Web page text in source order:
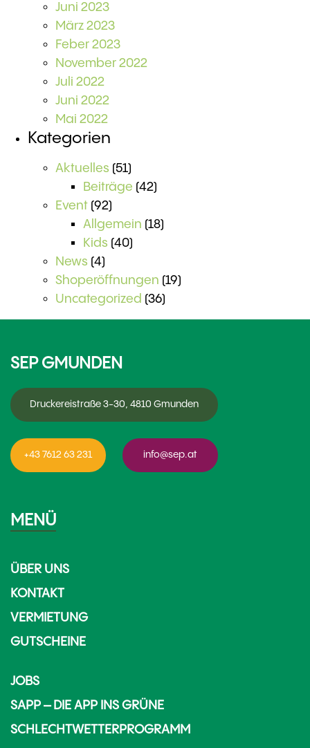
Juni 2023
März 2023
Feber 2023
November 2022
Juli 2022
Juni 2022
Mai 2022
Kategorien
Aktuelles (51)
Beiträge (42)
Event (92)
Allgemein (18)
Kids (40)
News (4)
Shoperöffnungen (19)
Uncategorized (36)
SEP GMUNDEN
Druckereistraße 3-30, 4810 Gmunden
+43 7612 63 231 info@sep.at
MENÜ
ÜBER UNS
KONTAKT
VERMIETUNG
GUTSCHEINE
JOBS
SAPP – DIE APP INS GRÜNE
SCHLECHTWETTERPROGRAMM